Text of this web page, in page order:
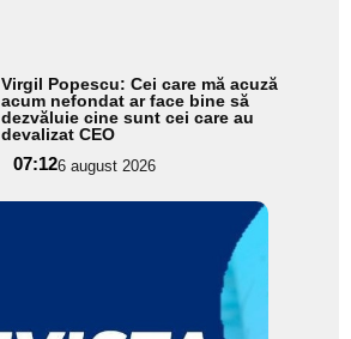
Virgil Popescu: Cei care mă acuză
acum nefondat ar face bine să
dezvăluie cine sunt cei care au
devalizat CEO
07:126 august 2026